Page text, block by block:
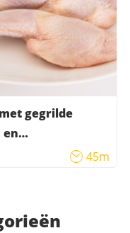
gegrilde
en
45m